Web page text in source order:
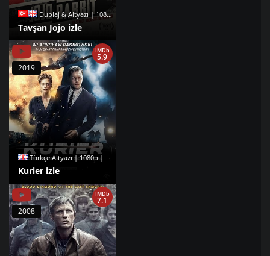
Dublaj & Altyazı | 1080p |
Tavşan Jojo izle
Türkçe Altyazı | 1080p |
Kurier izle
IMDb
5.9
2019
IMDb
7.1
2008